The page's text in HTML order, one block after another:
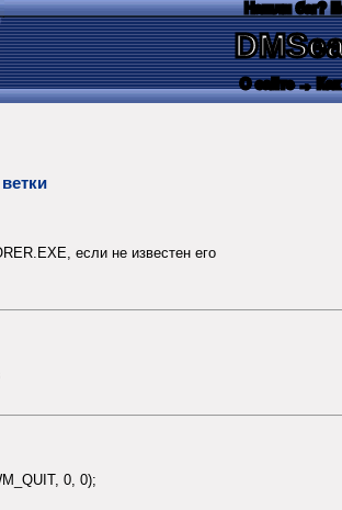
Нашли баг?
О сайте → Как
если не известен его
0, 0);